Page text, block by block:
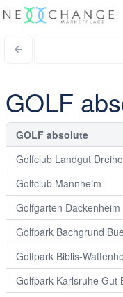
GOLF
GOLF absolute
Golfclub Landgut
Golfclub Mannheim
Golfgarten Dackenheim
Golfpark Bachgrund
Golfpark Biblis-
Golfpark Karlsruhe Gut